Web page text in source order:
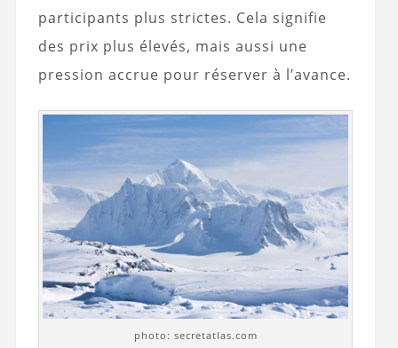
participants plus strictes. Cela signifie
des prix plus élevés, mais aussi une
pression accrue pour réserver à l’avance.
photo: secretatlas.com